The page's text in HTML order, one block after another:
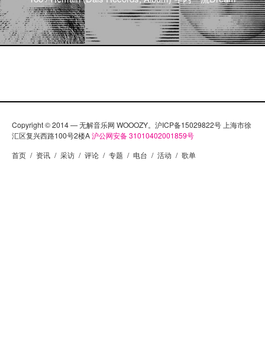
Pop/Ethereal作品由湾区Them Are Us Too首部
《Remain》代表，沾染上后朋克、哥德派与极地双
星，超过半数夜幕愿与它同行。 延展收听（排名没有
Copyright © 2014 — 无解音乐网 WOOOZY。沪ICP备15029822号 上海市徐
汇区复兴西路100号2楼A沪公网安备 31010402001859号
首页 / 资讯 / 采访 / 评论 / 专题 / 电台 / 活动 / 歌单